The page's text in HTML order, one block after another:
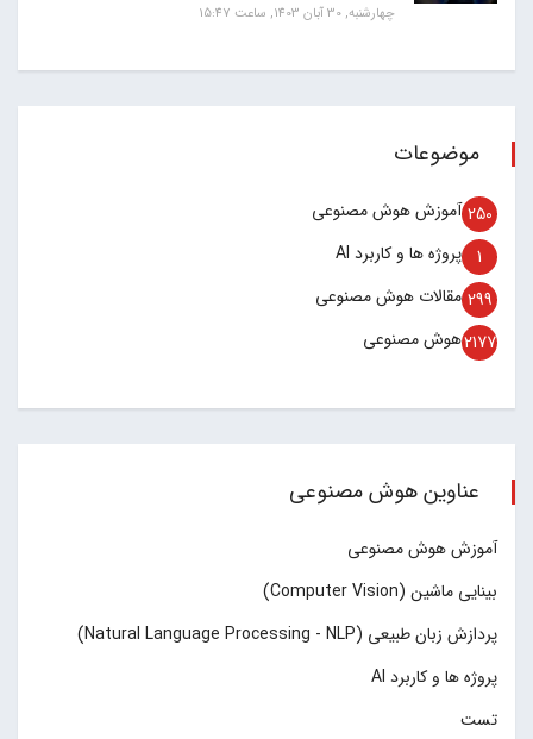
چهارشنبه, 30 آبان 1403, ساعت 15:47
موضوعات
آموزش هوش مصنوعی 250
پروژه ها و کاربرد AI 1
مقالات هوش مصنوعی 299
هوش مصنوعی2177
عناوین هوش مصنوعی
آموزش هوش مصنوعی
بینایی ماشین (Computer Vision)
پردازش زبان طبیعی (Natural Language Processing - NLP)
پروژه ها و کاربرد AI
تست